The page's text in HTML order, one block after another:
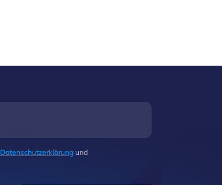
Datenschutzerklärung und